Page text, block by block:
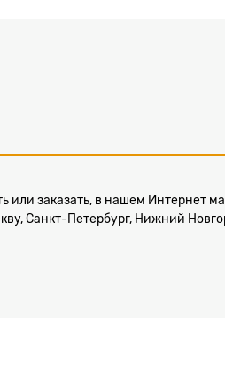
или заказать, в нашем Интернет
Санкт-Петербург, Нижний